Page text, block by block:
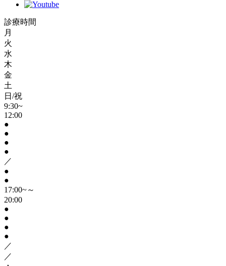
診療時間
月
火
水
木
金
土
日/祝
9:30~
12:00
●
●
●
●
／
●
●
17:00~～
20:00
●
●
●
●
／
／